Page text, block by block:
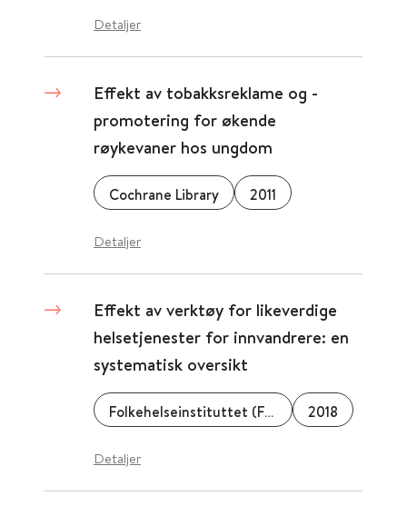
Detaljer
Effekt av tobakksreklame og -
promotering for økende
røykevaner hos ungdom
Cochrane Library 2011
Detaljer
Effekt av verktøy for likeverdige
helsetjenester for innvandrere: en
systematisk oversikt
Folkehelseinstituttet (FHI) 2018
Detaljer